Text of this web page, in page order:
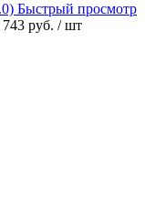
Быстрый просмотр
743 руб. / шт